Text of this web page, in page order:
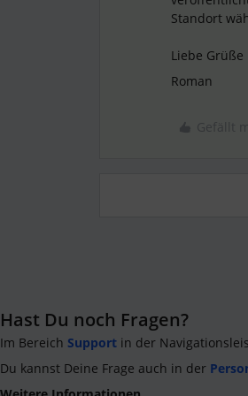
Standort
Liebe
Roman
Hast Du noch Fragen?
Im Bereich Support in der
Du kannst Deine Frage auch in der